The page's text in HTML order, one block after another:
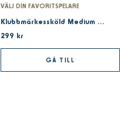
VÄLJ DIN FAVORITSPELARE
Klubbmärkessköld Medium 29cm
299 kr
GÅ TILL